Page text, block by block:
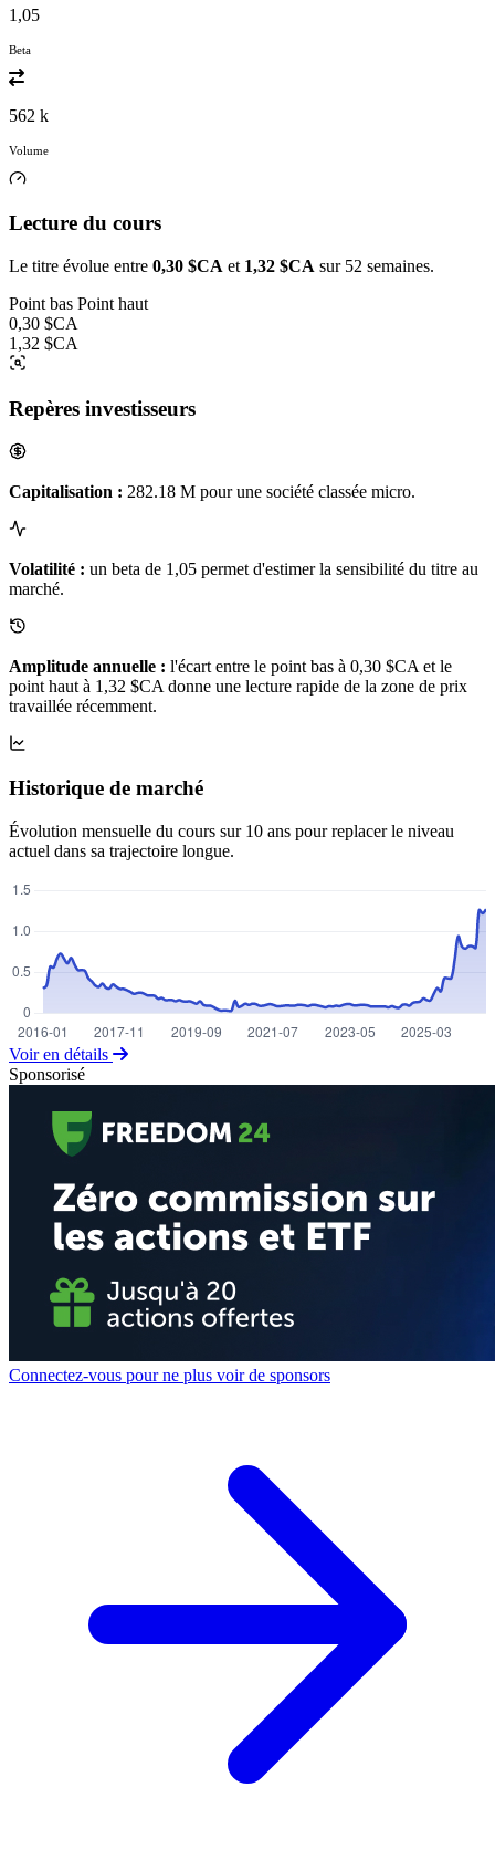
1,05
Beta
562 k
Volume
Lecture du cours
Le titre évolue entre 0,30 $CA et 1,32 $CA sur 52 semaines.
Point bas Point haut
0,30 $CA
1,32 $CA
Repères investisseurs
Capitalisation : 282.18 M pour une société classée micro.
Volatilité : un beta de 1,05 permet d'estimer la sensibilité du titre au
marché.
Amplitude annuelle : l'écart entre le point bas à 0,30 $CA et le
point haut à 1,32 $CA donne une lecture rapide de la zone de prix
travaillée récemment.
Historique de marché
Évolution mensuelle du cours sur 10 ans pour replacer le niveau
actuel dans sa trajectoire longue.
Voir en détails
Sponsorisé
Connectez-vous pour ne plus voir de sponsors